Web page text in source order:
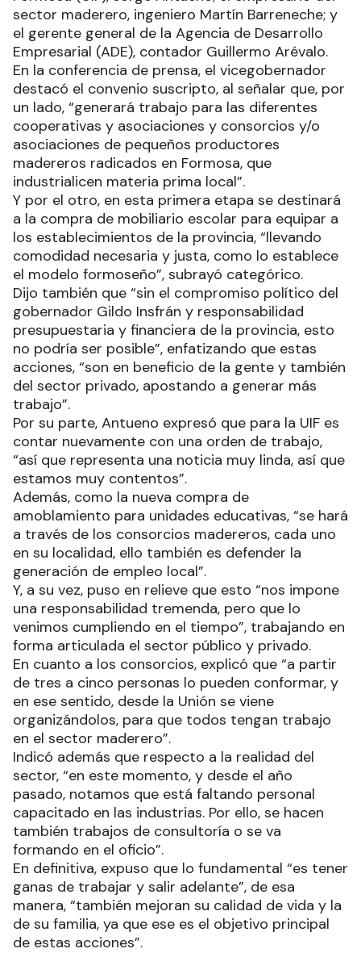
sector maderero, ingeniero Martín Barreneche; y
el gerente general de la Agencia de Desarrollo
Empresarial (ADE), contador Guillermo Arévalo.
En la conferencia de prensa, el vicegobernador
destacó el convenio suscripto, al señalar que, por
un lado, “generará trabajo para las diferentes
cooperativas y asociaciones y consorcios y/o
asociaciones de pequeños productores
madereros radicados en Formosa, que
industrialicen materia prima local”.
Y por el otro, en esta primera etapa se destinará
a la compra de mobiliario escolar para equipar a
los establecimientos de la provincia, “llevando
comodidad necesaria y justa, como lo establece
el modelo formoseño”, subrayó categórico.
Dijo también que “sin el compromiso político del
gobernador Gildo Insfrán y responsabilidad
presupuestaria y financiera de la provincia, esto
no podría ser posible”, enfatizando que estas
acciones, “son en beneficio de la gente y también
del sector privado, apostando a generar más
trabajo”.
Por su parte, Antueno expresó que para la UIF es
contar nuevamente con una orden de trabajo,
“así que representa una noticia muy linda, así que
estamos muy contentos”.
Además, como la nueva compra de
amoblamiento para unidades educativas, “se hará
a través de los consorcios madereros, cada uno
en su localidad, ello también es defender la
generación de empleo local”.
Y, a su vez, puso en relieve que esto “nos impone
una responsabilidad tremenda, pero que lo
venimos cumpliendo en el tiempo”, trabajando en
forma articulada el sector público y privado.
En cuanto a los consorcios, explicó que “a partir
de tres a cinco personas lo pueden conformar, y
en ese sentido, desde la Unión se viene
organizándolos, para que todos tengan trabajo
en el sector maderero”.
Indicó además que respecto a la realidad del
sector, “en este momento, y desde el año
pasado, notamos que está faltando personal
capacitado en las industrias. Por ello, se hacen
también trabajos de consultoría o se va
formando en el oficio”.
En definitiva, expuso que lo fundamental “es tener
ganas de trabajar y salir adelante”, de esa
manera, “también mejoran su calidad de vida y la
de su familia, ya que ese es el objetivo principal
de estas acciones”.